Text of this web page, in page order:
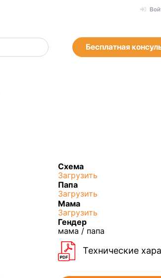
Бесплатная
Схема
Загрузить
Папа
Загрузить
Мама
Загрузить
Гендер
мама / папа
Технические